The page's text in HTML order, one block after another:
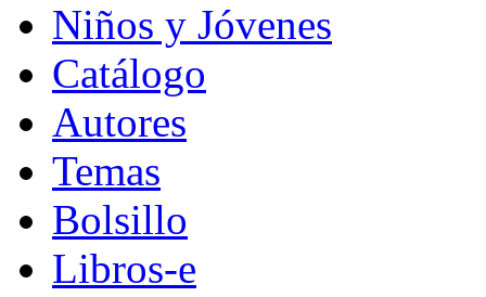
Niños y Jóvenes
Catálogo
Autores
Temas
Bolsillo
Libros-e